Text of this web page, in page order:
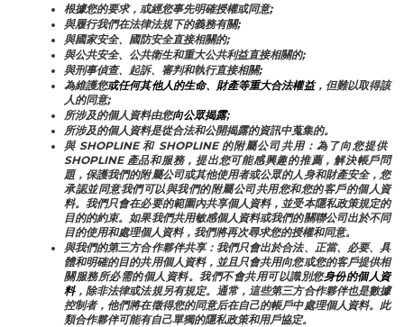
根據您的要求，或經您事先明確授權或同意;
與履行我們在法律法規下的義務有關;
與國家安全、國防安全直接相關的;
與公共安全、公共衛生和重大公共利益直接相關的;
與刑事偵查、起訴、審判和執行直接相關;
為維護您或任何其他人的生命、財產等重大合法權益，但難以取得該
人的同意;
所涉及的個人資料由您向公眾揭露;
所涉及的個人資料是從合法和公開揭露的資訊中蒐集的。
與 SHOPLINE 和 SHOPLINE 的附屬公司共用：為了向您提供
SHOPLINE 產品和服務，提出您可能感興趣的推薦，解決帳戶問
題，保護我們的附屬公司或其他使用者或公眾的人身和財產安全，您
承認並同意我們可以與我們的附屬公司共用您和您的客戶的個人資
料。我們只會在必要的範圍內共享個人資料，並受本隱私政策規定的
目的的約束。如果我們共用敏感個人資料或我們的關聯公司出於不同
目的使用和處理個人資料，我們將再次尋求您的授權和同意。
與我們的第三方合作夥伴共享：我們只會出於合法、正當、必要、具
體和明確的目的共用個人資料，並且只會共用向您或您的客戶提供相
關服務所必需的個人資料。我們不會共用可以識別您身份的個人資
料，除非法律或法規另有規定。通常，這些第三方合作夥伴也是數據
控制者，他們將在徵得您的同意后在自己的帳戶中處理個人資料。此
類合作夥伴可能有自己單獨的隱私政策和用戶協定。